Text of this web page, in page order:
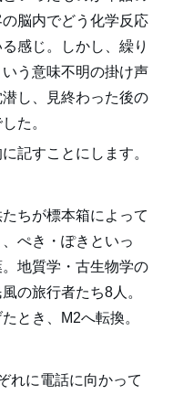
脳内でどう化学反応
感じ。しかし、繰り
う意味不明の掛け声
し、見終わった後の
た。
記すことにします。
ちが標本箱によって
ぺき・ぽきといっ
地質学・古生物学の
の旅行者たち8人。
とき、M2へ転換。
れに電話に向かって